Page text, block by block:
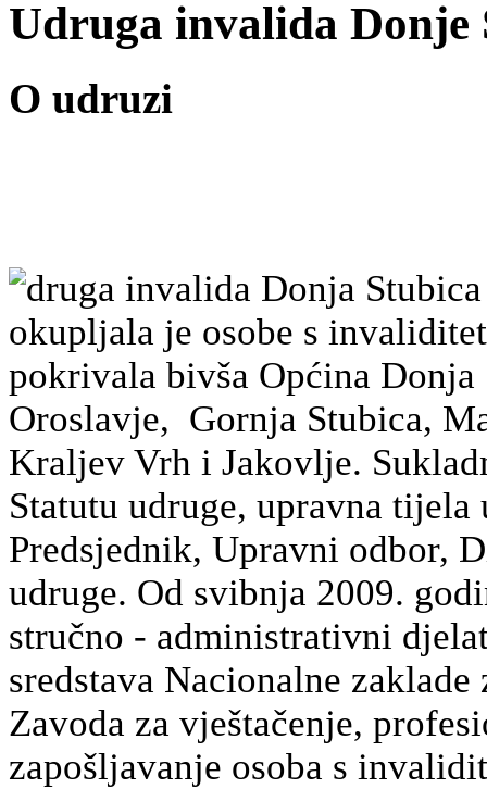
Udruga invalida Donje
O udruzi
druga invalida Donja
okupljala je osobe s
pokrivala bivša Općina
Oroslavje, Gornja Stubica,
Kraljev Vrh i Jakovlje.
Statutu udruge, upravna tijela
Predsjednik, Upravni odbor,
udruge. Od svibnja 2009.
stručno - administrativni
sredstava Nacionalne
Zavoda za vještačenje,
zapošljavanje osoba s